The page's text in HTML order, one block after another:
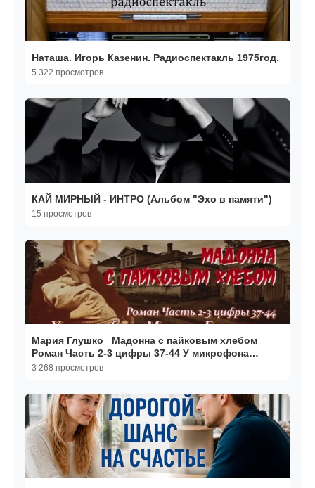
Наташа. Игорь Казенин. Радиоспектакль 1975год.
5 322 просмотров
КАЙ МИРНЫЙ - ИНТРО (Альбом "Эхо в памяти")
15 просмотров
Мария Глушко _Мадонна с пайковым хлебом_
Роман Часть 2-3 цифры 37-44 У микрофона
Марина Багинская
3 268 просмотров